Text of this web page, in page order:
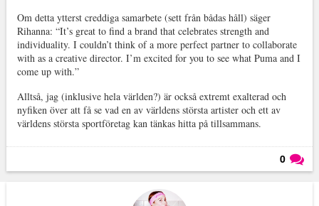
Om detta ytterst creddiga samarbete (sett från bådas håll) säger
Rihanna: “It’s great to find a brand that celebrates strength and
individuality. I couldn’t think of a more perfect partner to collaborate
with as a creative director. I’m excited for you to see what Puma and I
come up with.”
Alltså, jag (inklusive hela världen?) är också extremt exalterad och
nyfiken över att få se vad en av världens största artister och ett av
världens största sportföretag kan tänkas hitta på tillsammans.
0